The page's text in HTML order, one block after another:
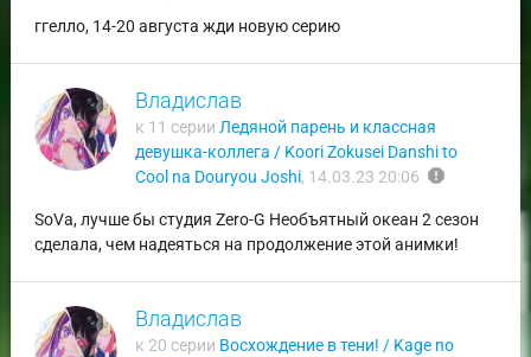
ггелло, 14-20 августа жди новую серию
Владислав
к 11 серии Ледяной парень и классная
девушка-коллега / Koori Zokusei Danshi to
Cool na Douryou Joshi, 14.03.23 20:06 report
SoVa, лучше бы студия Zero-G Необъятный океан 2 сезон
сделала, чем надеяться на продолжение этой анимки!
Владислав
к 20 серии Восхождение в тени! / Kage no